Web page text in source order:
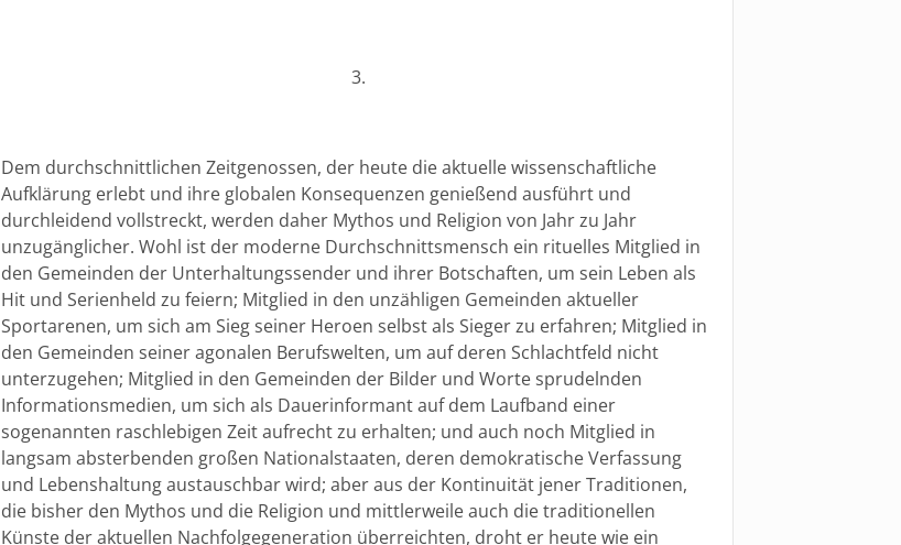
3.
Dem durchschnittlichen Zeitgenossen, der heute die aktuelle wissenschaftliche
Aufklärung erlebt und ihre globalen Konsequenzen genießend ausführt und
durchleidend vollstreckt, werden daher Mythos und Religion von Jahr zu Jahr
unzugänglicher. Wohl ist der moderne Durchschnittsmensch ein rituelles Mitglied in
den Gemeinden der Unterhaltungssender und ihrer Botschaften, um sein Leben als
Hit und Serienheld zu feiern; Mitglied in den unzähligen Gemeinden aktueller
Sportarenen, um sich am Sieg seiner Heroen selbst als Sieger zu erfahren; Mitglied in
den Gemeinden seiner agonalen Berufswelten, um auf deren Schlachtfeld nicht
unterzugehen; Mitglied in den Gemeinden der Bilder und Worte sprudelnden
Informationsmedien, um sich als Dauerinformant auf dem Laufband einer
sogenannten raschlebigen Zeit aufrecht zu erhalten; und auch noch Mitglied in
langsam absterbenden großen Nationalstaaten, deren demokratische Verfassung
und Lebenshaltung austauschbar wird; aber aus der Kontinuität jener Traditionen,
die bisher den Mythos und die Religion und mittlerweile auch die traditionellen
Künste der aktuellen Nachfolgegeneration überreichten, droht er heute wie ein